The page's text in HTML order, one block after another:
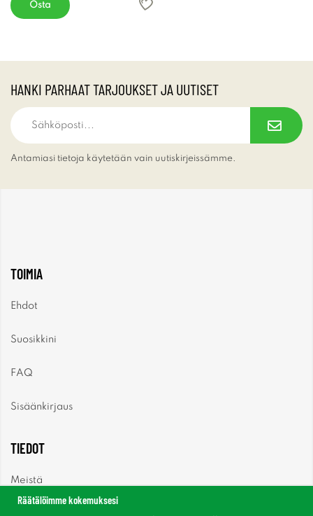
Osta
HANKI PARHAAT TARJOUKSET JA UUTISET
Antamiasi tietoja käytetään vain uutiskirjeissämme.
TOIMIA
Ehdot
Suosikkini
FAQ
Sisäänkirjaus
TIEDOT
Meistä
Räätälöimme kokemuksesi